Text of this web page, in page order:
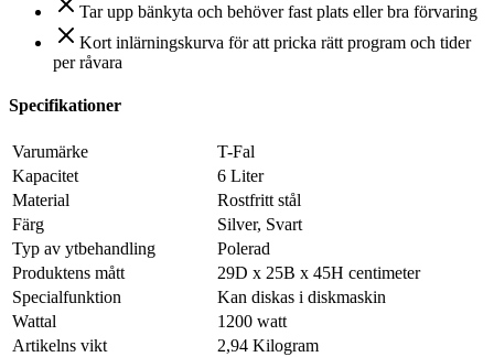
Tar upp bänkyta och behöver fast plats eller bra förvaring
Kort inlärningskurva för att pricka rätt program och tider
per råvara
Specifikationer
Varumärke
T-Fal
Kapacitet
6 Liter
Material
Rostfritt stål
Färg
Silver, Svart
Typ av ytbehandling
Polerad
Produktens mått
29D x 25B x 45H centimeter
Specialfunktion
Kan diskas i diskmaskin
Wattal
1200 watt
Artikelns vikt
2,94 Kilogram